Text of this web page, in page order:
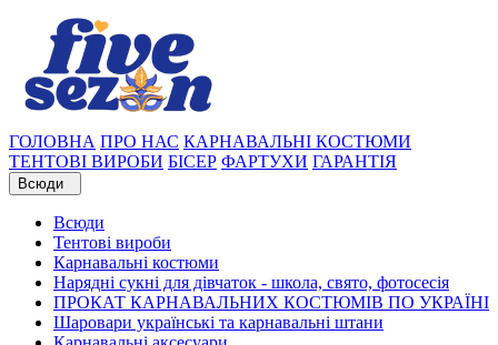
ГОЛОВНА ПРО НАС КАРНАВАЛЬНІ КОСТЮМИ
ТЕНТОВІ ВИРОБИ БІСЕР ФАРТУХИ ГАРАНТІЯ
Всюди
Всюди
Тентові вироби
Карнавальні костюми
Нарядні сукні для дівчаток - школа, свято, фотосесія
ПРОКАТ КАРНАВАЛЬНИХ КОСТЮМІВ ПО УКРАЇНІ
Шаровари українські та карнавальні штани